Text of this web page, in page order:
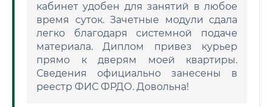
кабинет удобен для занятий в любое
время суток. Зачетные модули сдала
легко благодаря системной подаче
материала. Диплом привез курьер
прямо к дверям моей квартиры.
Сведения официально занесены в
реестр ФИС ФРДО. Довольна!